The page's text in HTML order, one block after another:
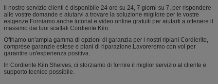
Il nostro servizio clienti è disponibile 24 ore su 24, 7 giorni su 7, per rispondere
alle vostre domande e aiutarvi a trovare la soluzione migliore per le vostre
esigenze.Forniamo anche tutorial e video online gratuiti per aiutarti a ottenere il
massimo dai tuoi scaffali Cordierite Kiln.
Offriamo un'ampia gamma di opzioni di garanzia per i nostri ripiani Cordierite,
comprese garanzie estese e piani di riparazione.Lavoreremo con voi per
garantire un'esperienza positiva.
In Cordierite Kiln Shelves, ci sforziamo di fornire il miglior servizio al cliente e
supporto tecnico possibile.